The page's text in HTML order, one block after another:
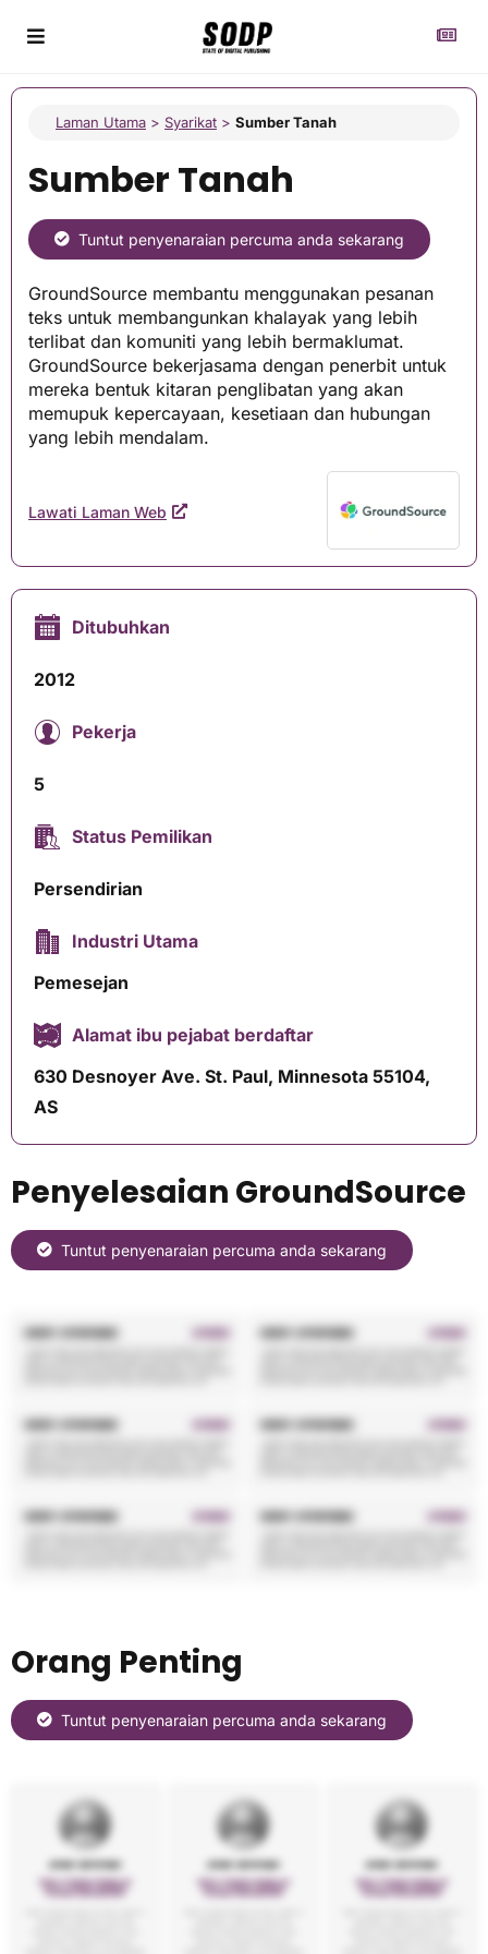
Laman Utama > Syarikat > Sumber Tanah
Sumber Tanah
Tuntut penyenaraian percuma anda sekarang
GroundSource membantu menggunakan pesanan
teks untuk membangunkan khalayak yang lebih
terlibat dan komuniti yang lebih bermaklumat.
GroundSource bekerjasama dengan penerbit untuk
mereka bentuk kitaran penglibatan yang akan
memupuk kepercayaan, kesetiaan dan hubungan
yang lebih mendalam.
Lawati Laman Web
Ditubuhkan
2012
Pekerja
5
Status Pemilikan
Persendirian
Industri Utama
Pemesejan
Alamat ibu pejabat berdaftar
630 Desnoyer Ave. St. Paul, Minnesota 55104,
AS
Penyelesaian GroundSource
Tuntut penyenaraian percuma anda sekarang
Orang Penting
Tuntut penyenaraian percuma anda sekarang